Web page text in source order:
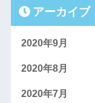
アーカイブ
2020年9月
2020年8月
2020年7月